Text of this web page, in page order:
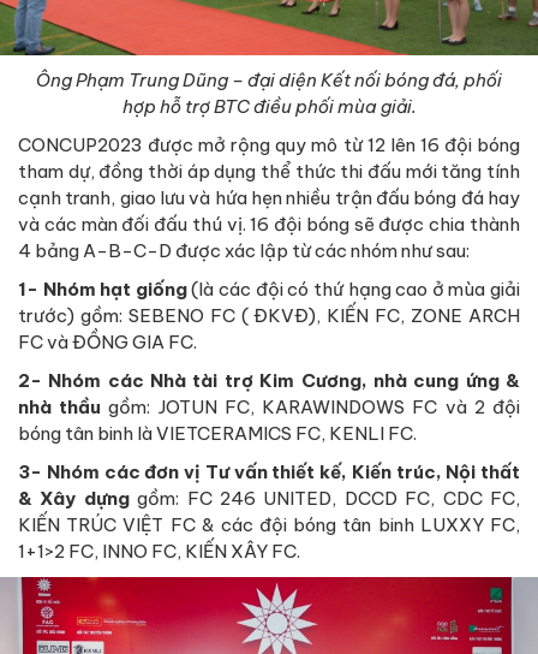
Ông Phạm Trung Dũng – đại diện Kết nối bóng đá, phối
hợp hỗ trợ BTC điều phối mùa giải.
CONCUP2023 được mở rộng quy mô từ 12 lên 16 đội bóng
tham dự, đồng thời áp dụng thể thức thi đấu mới tăng tính
cạnh tranh, giao lưu và hứa hẹn nhiều trận đấu bóng đá hay
và các màn đối đấu thú vị. 16 đội bóng sẽ được chia thành
4 bảng A-B-C-D được xác lập từ các nhóm như sau:
1- Nhóm hạt giống(là các đội có thứ hạng cao ở mùa giải
trước) gồm: SEBENO FC ( ĐKVĐ), KIẾN FC, ZONE ARCH
FC và ĐỒNG GIA FC.
2- Nhóm các Nhà tài trợ Kim Cương, nhà cung ứng &
nhà thầu gồm: JOTUN FC, KARAWINDOWS FC và 2 đội
bóng tân binh là VIETCERAMICS FC, KENLI FC.
3- Nhóm các đơn vị Tư vấn thiết kế, Kiến trúc, Nội thất
& Xây dựnggồm: FC 246 UNITED, DCCD FC, CDC FC,
KIẾN TRÚC VIỆT FC & các đội bóng tân binh LUXXY FC,
1+1>2 FC, INNO FC, KIẾN XÂY FC.